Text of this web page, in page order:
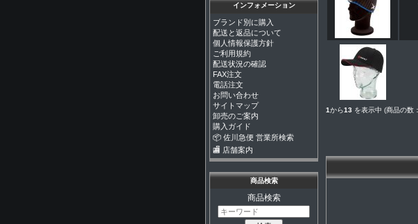
インフォメーション
ブランド別に購入
配送と返品について
個人情報保護方針
ご利用規約
配送状況の確認
FAX注文
電話注文
お問い合わせ
サイトマップ
卸売のご案内
購入ガイド
📦 佐川急便 営業所検索
🏬 店舗案内
商品検索
商品検索
1から13 を表示中 (商品の数：